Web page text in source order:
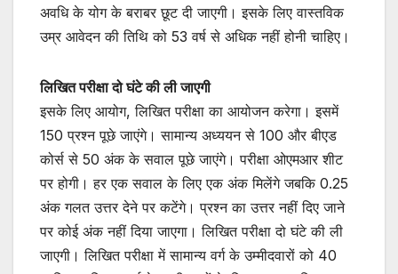
अवधि के योग के बराबर छूट दी जाएगी। इसके लिए वास्तविक
उम्र आवेदन की तिथि को 53 वर्ष से अधिक नहीं होनी चाहिए।
लिखित परीक्षा दो घंटे की ली जाएगी
इसके लिए आयोग, लिखित परीक्षा का आयोजन करेगा। इसमें
150 प्रश्न पूछे जाएंगे। सामान्य अध्ययन से 100 और बीएड
कोर्स से 50 अंक के सवाल पूछे जाएंगे। परीक्षा ओएमआर शीट
पर होगी। हर एक सवाल के लिए एक अंक मिलेंगे जबकि 0.25
अंक गलत उत्तर देने पर कटेंगे। प्रश्न का उत्तर नहीं दिए जाने
पर कोई अंक नहीं दिया जाएगा। लिखित परीक्षा दो घंटे की ली
जाएगी। लिखित परीक्षा में सामान्य वर्ग के उम्मीदवारों को 40